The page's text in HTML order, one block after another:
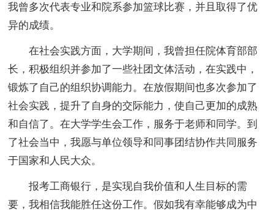
我曾多次代表专业和院系参加篮球比赛，并且取得了优
异的成绩。
在社会实践方面，大学期间，我曾担任院体育部部
长，积极组织并参加了一些社团文体活动，在实践中，
锻炼了自己的组织协调能力。在放假期间也多次参加了
社会实践，提升了自身的交际能力，使自己更加的成熟
和自信了。在大学学生会工作，服务于老师和同学。到
了社会当中，我愿与单位领导和同事团结协作共同服务
于国家和人民大众。
报考工商银行，是实现自我价值和人生目标的需
要，我相信我能胜任这份工作。假如我有幸能够成为中